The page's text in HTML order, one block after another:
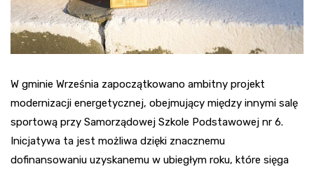
W gminie Września zapoczątkowano ambitny projekt
modernizacji energetycznej, obejmujący między innymi salę
sportową przy Samorządowej Szkole Podstawowej nr 6.
Inicjatywa ta jest możliwa dzięki znacznemu
dofinansowaniu uzyskanemu w ubiegłym roku, które sięga